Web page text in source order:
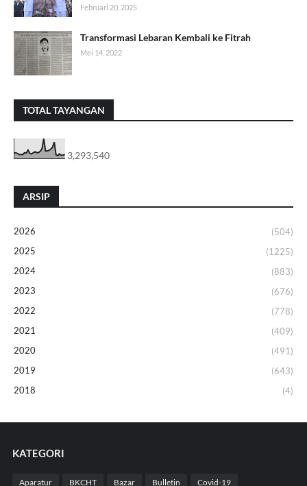
Februari 20, 2025
Transformasi Lebaran Kembali ke Fitrah
Mei 14, 2022
TOTAL TAYANGAN
3,293,540
ARSIP
2026
(504)
2025
(1225)
2024
(883)
2023
(676)
2022
(778)
2021
(409)
2020
(491)
2019
(643)
2018
(4)
KATEGORI
Aparatur BKCHT Bazar Bulletin Covid-19